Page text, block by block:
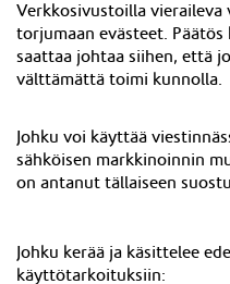
Verkkosivustoilla vieraileva
torjumaan evästeet.
saattaa johtaa siihen, että
välttämättä toimi kunnolla.
Johku voi käyttää
sähköisen markkinoinnin
on antanut tällaiseen
Johku kerää ja käsittelee
käyttötarkoituksiin: